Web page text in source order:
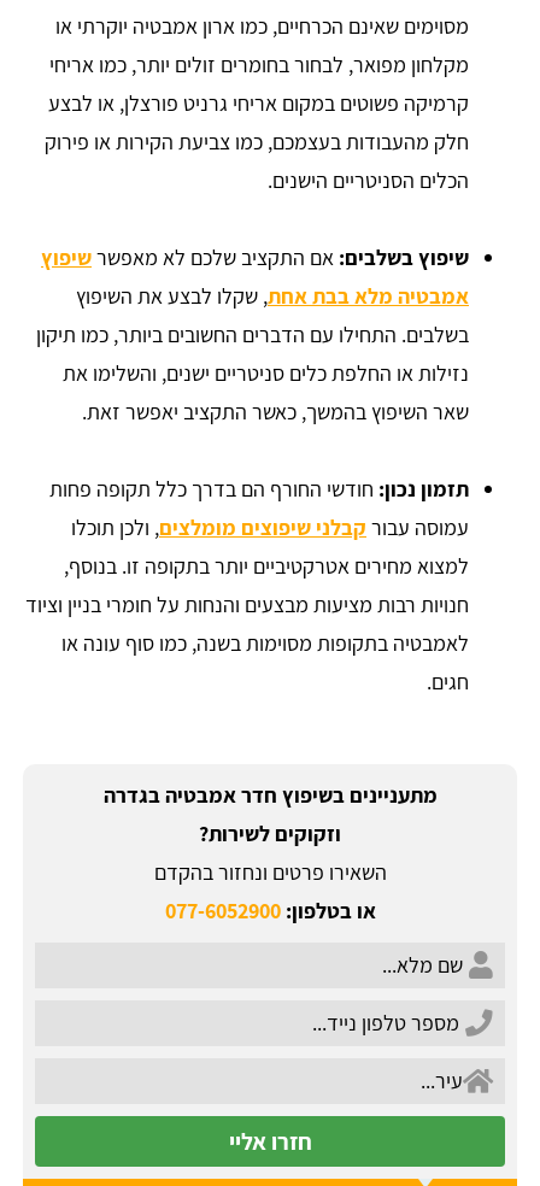
מסוימים שאינם הכרחיים, כמו ארון אמבטיה יוקרתי או
מקלחון מפואר, לבחור בחומרים זולים יותר, כמו אריחי
קרמיקה פשוטים במקום אריחי גרניט פורצלן, או לבצע
חלק מהעבודות בעצמכם, כמו צביעת הקירות או פירוק
הכלים הסניטריים הישנים.
שיפוץ בשלבים: אם התקציב שלכם לא מאפשרשיפוץ
אמבטיה מלא בבת אחת, שקלו לבצע את השיפוץ
בשלבים. התחילו עם הדברים החשובים ביותר, כמו תיקון
נזילות או החלפת כלים סניטריים ישנים, והשלימו את
שאר השיפוץ בהמשך, כאשר התקציב יאפשר זאת.
תזמון נכון: חודשי החורף הם בדרך כלל תקופה פחות
עמוסה עבור קבלני שיפוצים מומלצים, ולכן תוכלו
למצוא מחירים אטרקטיביים יותר בתקופה זו. בנוסף,
חנויות רבות מציעות מבצעים והנחות על חומרי בניין וציוד
לאמבטיה בתקופות מסוימות בשנה, כמו סוף עונה או
חגים.
מתעניינים בשיפוץ חדר אמבטיה בגדרה
וזקוקים לשירות?
השאירו פרטים ונחזור בהקדם
או בטלפון:077-6052900
חזרו אליי